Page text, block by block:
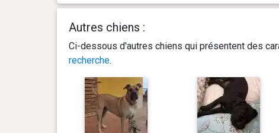
Autres chiens :
Ci-dessous d'autres chiens qui présentent des
recherche.